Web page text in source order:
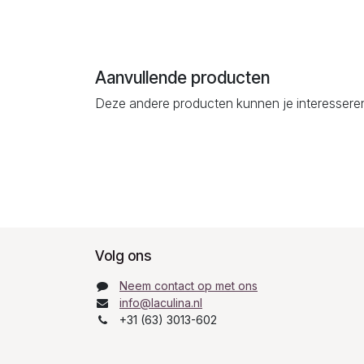
Aanvullende producten
Deze andere producten kunnen je
Volg ons
Neem contact op met ons
info@laculina.nl
+31 (63) 3013-602